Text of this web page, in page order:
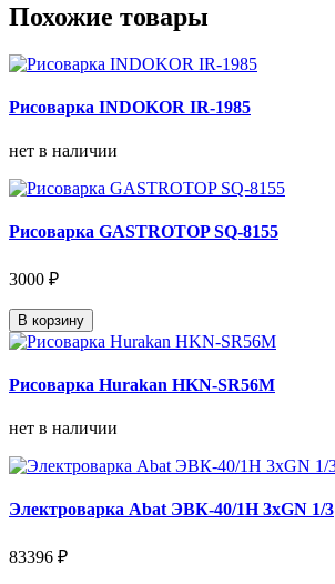
Похожие товары
Рисоварка INDOKOR IR-1985
нет в наличии
Рисоварка GASTROTOP SQ-8155
3000 ₽
В корзину
Рисоварка Hurakan HKN-SR56M
нет в наличии
Электроварка Abat ЭВК-40/1Н 3хGN 1/3
83396 ₽